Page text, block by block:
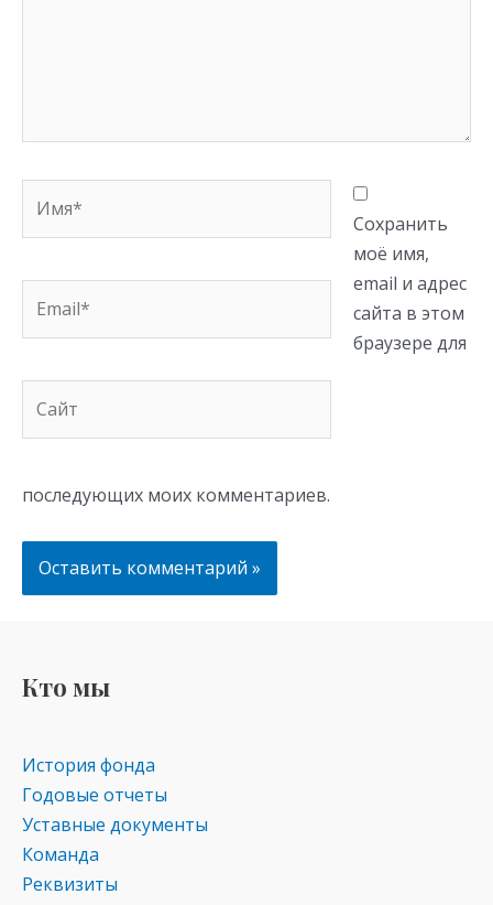
Сохранить
моё имя,
email и адрес
сайта в этом
браузере для
последующих моих комментариев.
Кто мы
История фонда
Годовые отчеты
Уставные документы
Команда
Реквизиты